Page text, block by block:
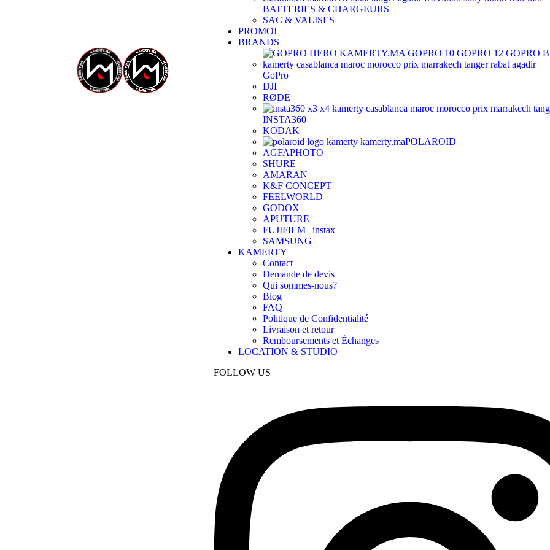
BATTERIES & CHARGEURS
SAC & VALISES
PROMO!
BRANDS
GoPro
DJI
RØDE
INSTA360
KODAK
POLAROID
AGFAPHOTO
SHURE
AMARAN
K&F CONCEPT
FEELWORLD
GODOX
APUTURE
FUJIFILM | instax
SAMSUNG
KAMERTY
Contact
Demande de devis
Qui sommes-nous?
Blog
FAQ
Politique de Confidentialité
Livraison et retour
Remboursements et Échanges
LOCATION & STUDIO
FOLLOW US